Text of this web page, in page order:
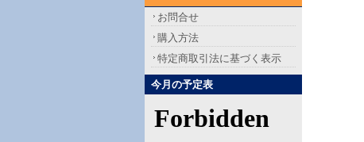
お問合せ
購入方法
特定商取引法に基づく表示
今月の予定表